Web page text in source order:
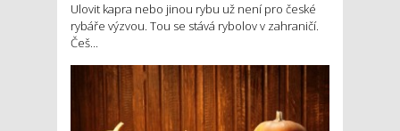
Ulovit kapra nebo jinou rybu už není pro české
rybáře výzvou. Tou se stává rybolov v zahraničí.
Češ...